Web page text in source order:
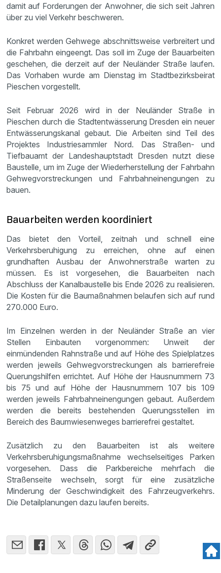
damit auf Forderungen der Anwohner, die sich seit Jahren
über zu viel Verkehr beschweren.
Konkret werden Gehwege abschnittsweise verbreitert und
die Fahrbahn eingeengt. Das soll im Zuge der Bauarbeiten
geschehen, die derzeit auf der Neuländer Straße laufen.
Das Vorhaben wurde am Dienstag im Stadtbezirksbeirat
Pieschen vorgestellt.
Seit Februar 2026 wird in der Neuländer Straße in
Pieschen durch die Stadtentwässerung Dresden ein neuer
Entwässerungskanal gebaut. Die Arbeiten sind Teil des
Projektes Industriesammler Nord. Das Straßen- und
Tiefbauamt der Landeshauptstadt Dresden nutzt diese
Baustelle, um im Zuge der Wiederherstellung der Fahrbahn
Gehwegvorstreckungen und Fahrbahneinengungen zu
bauen.
Bauarbeiten werden koordiniert
Das bietet den Vorteil, zeitnah und schnell eine
Verkehrsberuhigung zu erreichen, ohne auf einen
grundhaften Ausbau der Anwohnerstraße warten zu
müssen. Es ist vorgesehen, die Bauarbeiten nach
Abschluss der Kanalbaustelle bis Ende 2026 zu realisieren.
Die Kosten für die Baumaßnahmen belaufen sich auf rund
270.000 Euro.
Im Einzelnen werden in der Neuländer Straße an vier
Stellen Einbauten vorgenommen: Unweit der
einmündenden Rahnstraße und auf Höhe des Spielplatzes
werden jeweils Gehwegvorstreckungen als barrierefreie
Querungshilfen errichtet. Auf Höhe der Hausnummern 73
bis 75 und auf Höhe der Hausnummern 107 bis 109
werden jeweils Fahrbahneinengungen gebaut. Außerdem
werden die bereits bestehenden Querungsstellen im
Bereich des Baumwiesenweges barrierefrei gestaltet.
Zusätzlich zu den Bauarbeiten ist als weitere
Verkehrsberuhigungsmaßnahme wechselseitiges Parken
vorgesehen. Dass die Parkbereiche mehrfach die
Straßenseite wechseln, sorgt für eine zusätzliche
Minderung der Geschwindigkeit des Fahrzeugverkehrs.
Die Detailplanungen dazu laufen bereits.